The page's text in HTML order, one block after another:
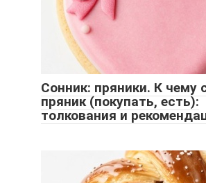
Сонник: пряники. К чему
пряник (покупать, есть):
толкования и